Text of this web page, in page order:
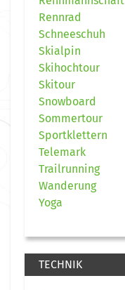
Rennrad
Schneeschuh
Skialpin
Skihochtour
Skitour
Snowboard
Sommertour
Sportklettern
Telemark
Trailrunning
Wanderung
Yoga
TECHNIK